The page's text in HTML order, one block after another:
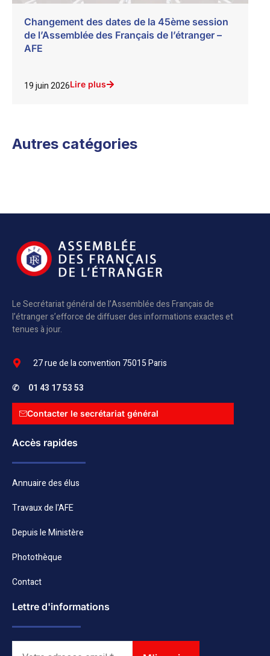
Changement des dates de la 45ème session
de l’Assemblée des Français de l’étranger –
AFE
19 juin 2026Lire plus
Autres catégories
Le Secrétariat général de l’Assemblée des Français de
l’étranger s’efforce de diffuser des informations exactes et
tenues à jour.
27 rue de la convention 75015 Paris
✆ 01 43 17 53 53
Contacter le secrétariat général
Accès rapides
Annuaire des élus
Travaux de l'AFE
Depuis le Ministère
Photothèque
Contact
Lettre d'informations